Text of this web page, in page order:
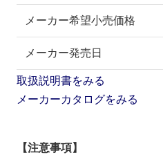
メーカー希望小売価格
メーカー発売日
取扱説明書をみる
メーカーカタログをみる
【注意事項】